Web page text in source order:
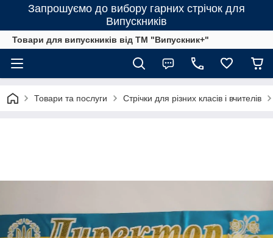
Запрошуємо до вибору гарних стрічок для
Випускників
Товари для випускників від ТМ "Випускник+"
Товари та послуги Стрічки для різних класів і вчителів